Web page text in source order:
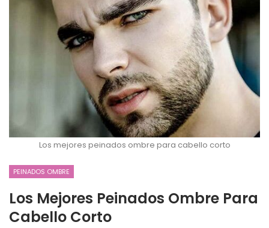
Los mejores peinados ombre para cabello corto
PEINADOS OMBRE
Los Mejores Peinados Ombre Para
Cabello Corto